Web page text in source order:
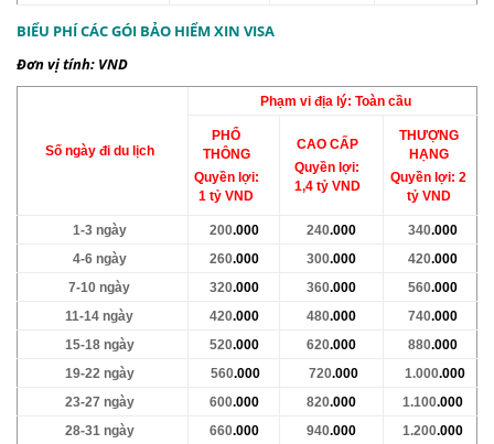
BIỂU PHÍ CÁC GÓI BẢO HIỂM XIN VISA
Đơn vị tính: VND
Số ngày đi du lịch
Phạm vi địa lý: Toàn cầu
PHỔ
THÔNG
Quyền lợi:
1 tỷ VND
CAO CẤP
Quyền lợi:
1,4 tỷ VND
THƯỢNG
HẠNG
Quyền lợi: 2
tỷ VND
1-3 ngày 200.000 240.000 340.000
4-6 ngày
260.000 300.000 420.000
7-10 ngày
320.000 360.000 560.000
11-14 ngày
420.000 480.000 740.000
15-18 ngày
520.000 620.000 880.000
19-22 ngày 560.000 720.000 1.000.000
23-27 ngày 600.000 820.000 1.100.000
28-31 ngày
660.000 940.000 1.200.000